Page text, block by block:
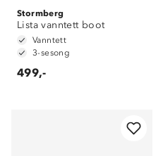
Stormberg
Lista vanntett boot
Vanntett
3-sesong
499,-